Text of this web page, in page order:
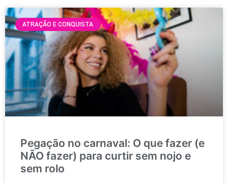
ATRAÇÃO E CONQUISTA
Pegação no carnaval: O que fazer (e
NÃO fazer) para curtir sem nojo e
sem rolo